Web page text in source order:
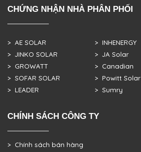
CHỨNG NHẬN NHÀ PHÂN PHỐI
> AE SOLAR
> JINKO SOLAR
> GROWATT
> SOFAR SOLAR
> LEADER
> INHENERGY
> JA Solar
> Canadian
> Powitt Solar
> Sumry
CHÍNH SÁCH CÔNG TY
> Chính sách bán hàng